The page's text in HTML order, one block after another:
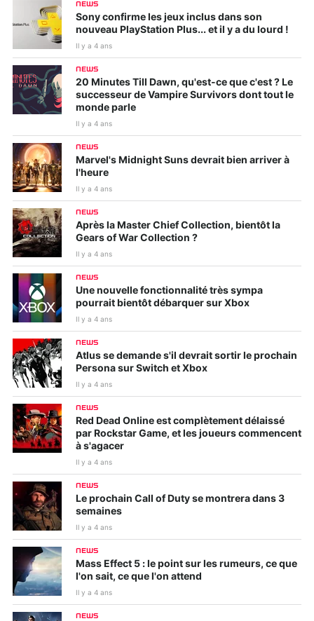
NEWS
Sony confirme les jeux inclus dans son
nouveau PlayStation Plus... et il y a du lourd !
Il y a 4 ans
NEWS
20 Minutes Till Dawn, qu'est-ce que c'est ? Le
successeur de Vampire Survivors dont tout le
monde parle
Il y a 4 ans
NEWS
Marvel's Midnight Suns devrait bien arriver à
l'heure
Il y a 4 ans
NEWS
Après la Master Chief Collection, bientôt la
Gears of War Collection ?
Il y a 4 ans
NEWS
Une nouvelle fonctionnalité très sympa
pourrait bientôt débarquer sur Xbox
Il y a 4 ans
NEWS
Atlus se demande s'il devrait sortir le prochain
Persona sur Switch et Xbox
Il y a 4 ans
NEWS
Red Dead Online est complètement délaissé
par Rockstar Game, et les joueurs commencent
à s'agacer
Il y a 4 ans
NEWS
Le prochain Call of Duty se montrera dans 3
semaines
Il y a 4 ans
NEWS
Mass Effect 5 : le point sur les rumeurs, ce que
l'on sait, ce que l'on attend
Il y a 4 ans
NEWS